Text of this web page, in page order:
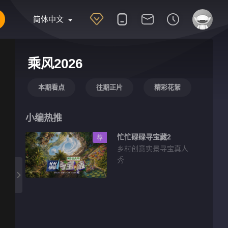
简体中文
乘风2026
本期看点 往期正片 精彩花絮
小编热推
荐
忙忙碌碌寻宝藏2
乡村创意实景寻宝真人
秀